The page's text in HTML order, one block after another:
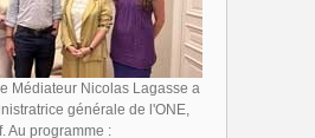
Médiateur Nicolas Lagasse a
générale de l'ONE,
Au programme :